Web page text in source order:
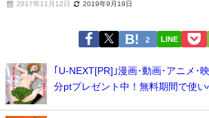
2017年11月12日 2019年9月19日
2 LINE
｢U-NEXT[PR]｣漫画･動画･アニメ･
分ptプレゼント中！無料期間で使い